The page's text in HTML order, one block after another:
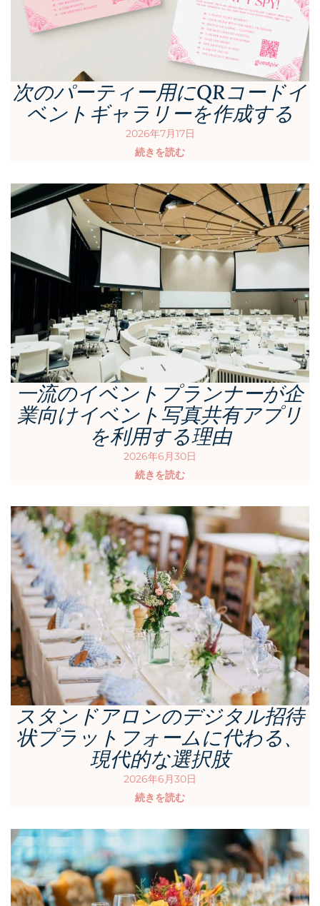
次のパーティー用にQRコードイ
ベントギャラリーを作成する
2026年7月17日
続きを読む
一流のイベントプランナーが企
業向けイベント写真共有アプリ
を利用する理由
2026年6月30日
続きを読む
スタンドアロンのデジタル招待
状プラットフォームに代わる、
現代的な選択肢
2026年6月30日
続きを読む